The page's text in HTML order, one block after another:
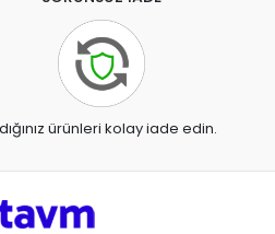
ürünleri kolay iade edin.